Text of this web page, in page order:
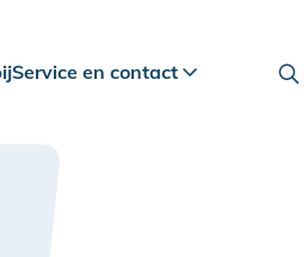
Service en contact